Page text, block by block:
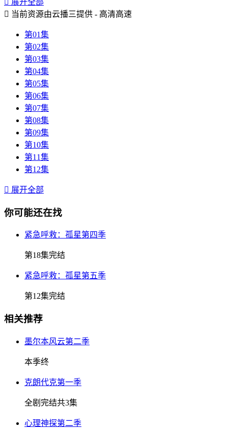
 当前资源由云播三提供 - 高清高速
第01集
第02集
第03集
第04集
第05集
第06集
第07集
第08集
第09集
第10集
第11集
第12集
 展开全部
你可能还在找
紧急呼救：孤星第四季
第18集完结
紧急呼救：孤星第五季
第12集完结
相关推荐
墨尔本风云第二季
本季终
克朗代克第一季
全剧完结共3集
心理神探第二季